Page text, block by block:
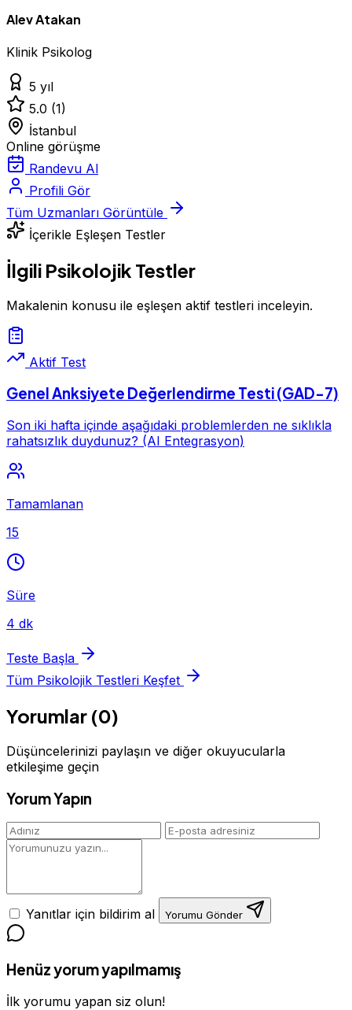
Alev Atakan
Klinik Psikolog
5 yıl
5.0 (1)
İstanbul
Online görüşme
Randevu Al
Profili Gör
Tüm Uzmanları Görüntüle
İçerikle Eşleşen Testler
İlgili Psikolojik Testler
Makalenin konusu ile eşleşen aktif testleri inceleyin.
Aktif Test
Genel Anksiyete Değerlendirme Testi (GAD-7)
Son iki hafta içinde aşağıdaki problemlerden ne sıklıkla
rahatsızlık duydunuz? (AI Entegrasyon)
Tamamlanan
15
Süre
4 dk
Teste Başla
Tüm Psikolojik Testleri Keşfet
Yorumlar (0)
Düşüncelerinizi paylaşın ve diğer okuyucularla
etkileşime geçin
Yorum Yapın
Yanıtlar için bildirim al Yorumu Gönder
Henüz yorum yapılmamış
İlk yorumu yapan siz olun!